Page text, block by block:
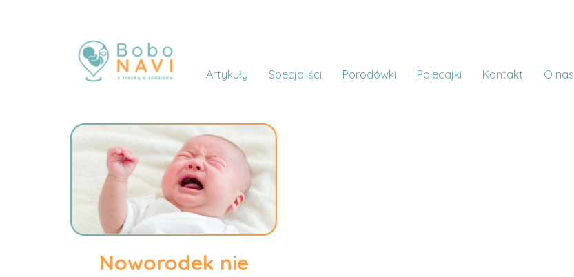
Artykuły Specjaliści Porodówki Polecajki Kontakt O nas
Noworodek nie